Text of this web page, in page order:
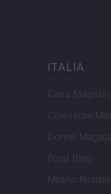
ITALIA
Casa Magazine
Cineverse
Donne
Food Blog
Milano Notizie